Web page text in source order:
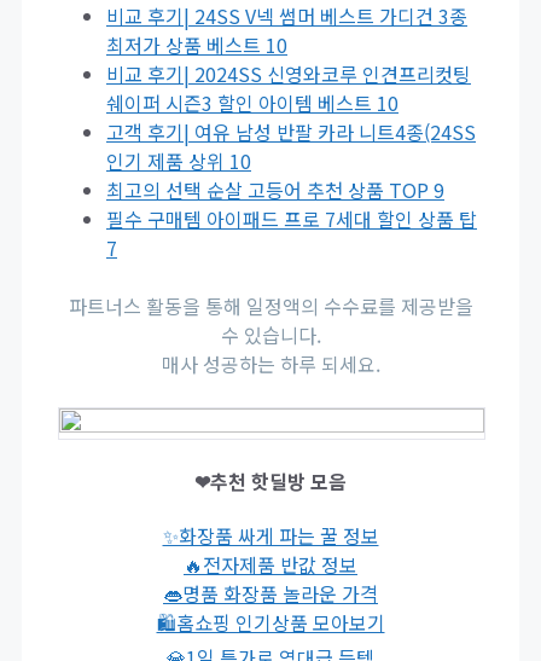
비교 후기| 24SS V넥 썸머 베스트 가디건 3종
최저가 상품 베스트 10
비교 후기| 2024SS 신영와코루 인견프리컷팅
쉐이퍼 시즌3 할인 아이템 베스트 10
고객 후기| 여유 남성 반팔 카라 니트4종(24SS
인기 제품 상위 10
최고의 선택 순살 고등어 추천 상품 TOP 9
필수 구매템 아이패드 프로 7세대 할인 상품 탑
7
파트너스 활동을 통해 일정액의 수수료를 제공받을
수 있습니다.
매사 성공하는 하루 되세요.
❤추천 핫딜방 모음
✨화장품 싸게 파는 꿀 정보
🔥전자제품 반값 정보
👄명품 화장품 놀라운 가격
🛍홈쇼핑 인기상품 모아보기